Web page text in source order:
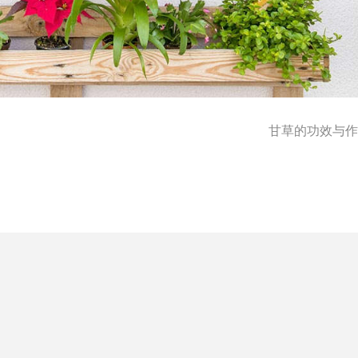
甘草的功效与